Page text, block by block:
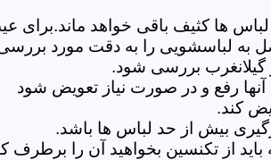
ها کثیف باقی خواهد ماند.برای
به لباسشویی را به دقت مورد
گیلانغرب بررسی شود.
آنها رفع و در صورت نیاز تعویض شود
کند.
بیش از حد لباس ها باشد.
از تکنسین بخواهید آن را برطرف